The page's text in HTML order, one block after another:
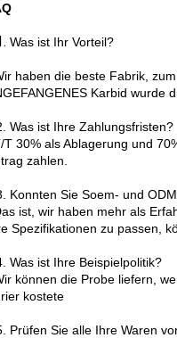
Was ist Ihr Vorteil?
haben die beste Fabrik,
Karbid wurde
Was ist Ihre Zahlungsfristen?
T 30% als Ablagerung und
zahlen.
Konnten Sie Soem- und
ist, wir haben mehr als
Spezifikationen zu passen,
Was ist Ihre Beispielpolitik?
können die Probe liefern,
kostete
Prüfen Sie alle Ihre Waren